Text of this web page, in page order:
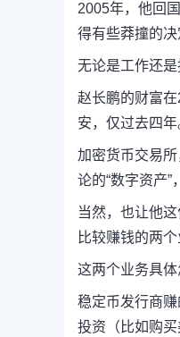
2005年，他回
得有些莽撞的
无论是工作还
赵长鹏的财富
安，仅过去四年
加密货币交易
论的“数字资产
当然，也让他
比较赚钱的两
这两个业务具体
稳定币发行商
投资（比如购买